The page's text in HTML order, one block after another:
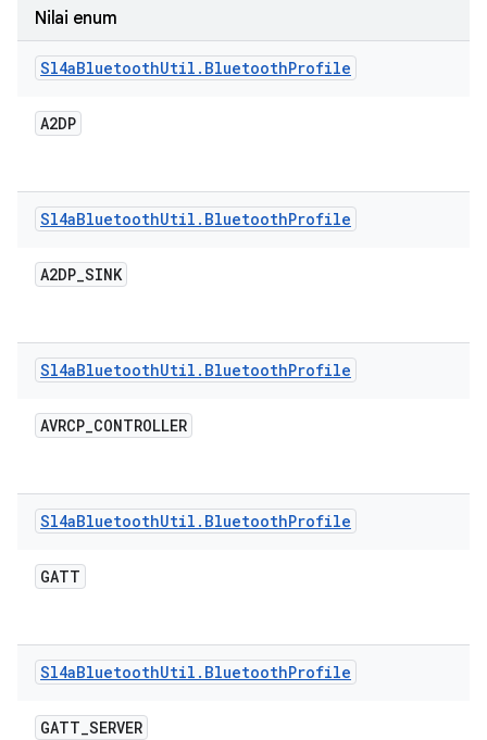
Nilai enum
Sl4aBluetoothUtil . BluetoothProfile
A2DP
Sl4aBluetoothUtil . BluetoothProfile
A2DP_SINK
Sl4aBluetoothUtil . BluetoothProfile
AVRCP_CONTROLLER
Sl4aBluetoothUtil . BluetoothProfile
GATT
Sl4aBluetoothUtil . BluetoothProfile
GATT_SERVER